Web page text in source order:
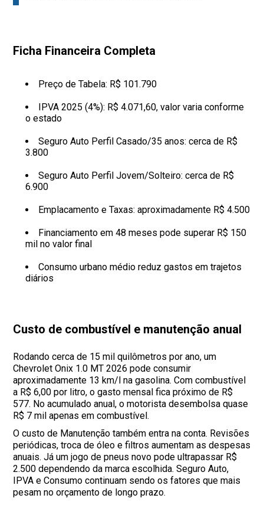
Ficha Financeira Completa
Preço de Tabela: R$ 101.790
IPVA 2025 (4%): R$ 4.071,60, valor varia conforme
o estado
Seguro Auto Perfil Casado/35 anos: cerca de R$
3.800
Seguro Auto Perfil Jovem/Solteiro: cerca de R$
6.900
Emplacamento e Taxas: aproximadamente R$ 4.500
Financiamento em 48 meses pode superar R$ 150
mil no valor final
Consumo urbano médio reduz gastos em trajetos
diários
Custo de combustível e manutenção anual
Rodando cerca de 15 mil quilômetros por ano, um
Chevrolet Onix 1.0 MT 2026 pode consumir
aproximadamente 13 km/l na gasolina. Com combustível
a R$ 6,00 por litro, o gasto mensal fica próximo de R$
577. No acumulado anual, o motorista desembolsa quase
R$ 7 mil apenas em combustível.
O custo de Manutenção também entra na conta. Revisões
periódicas, troca de óleo e filtros aumentam as despesas
anuais. Já um jogo de pneus novo pode ultrapassar R$
2.500 dependendo da marca escolhida. Seguro Auto,
IPVA e Consumo continuam sendo os fatores que mais
pesam no orçamento de longo prazo.